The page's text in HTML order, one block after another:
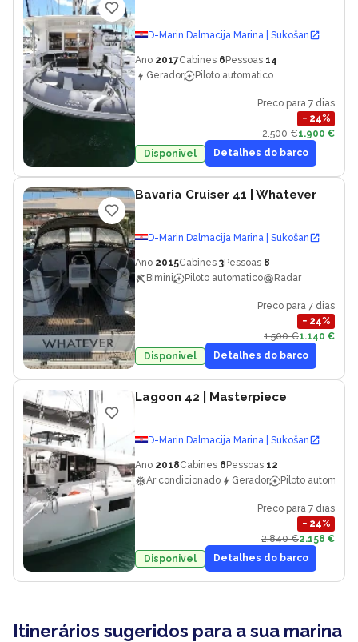
D-Marin Dalmacija Marina | Sukošan
Ano 2017Cabines 6 Pessoas 14
Gerador
Piloto automatico
Preco para 7 dias
− 24%
2.500 €1.900 €
Disponivel
Detalhes do barco
Bavaria Cruiser 41 | Whatever
D-Marin Dalmacija Marina | Sukošan
Ano 2015Cabines 3Pessoas 8
Bimini
Piloto automatico Radar
Preco para 7 dias
− 24%
1.500 €1.140 €
Disponivel
Detalhes do barco
Lagoon 42 | Masterpiece
D-Marin Dalmacija Marina | Sukošan
Ano 2018Cabines 6 Pessoas 12
Ar condicionado
Gerador Piloto automatico
Preco para 7 dias
− 24%
2.840 €2.158 €
Disponivel
Detalhes do barco
Itinerários sugeridos para a sua marina